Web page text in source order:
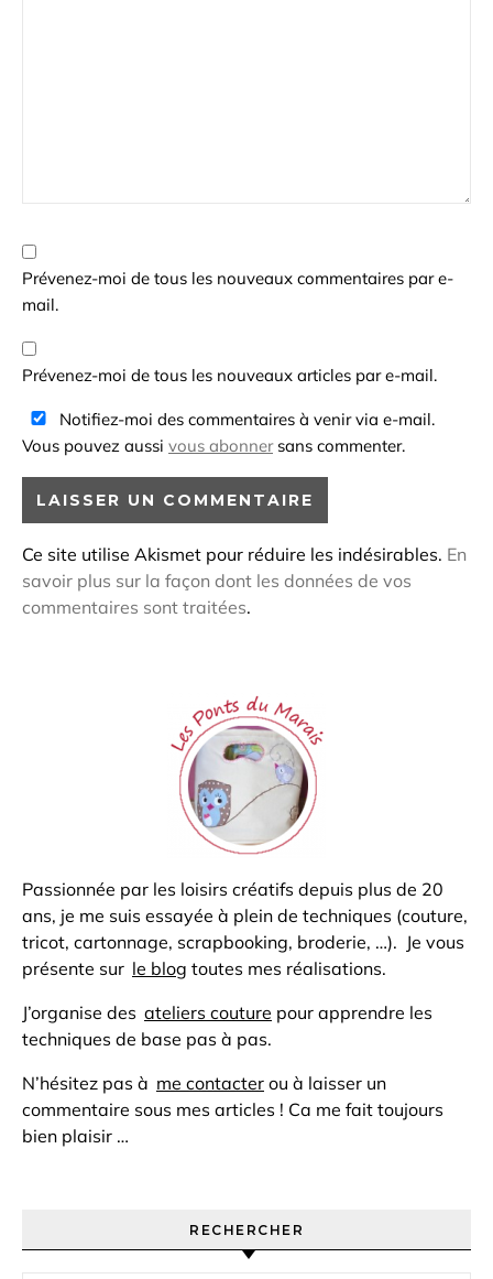
Prévenez-moi de tous les nouveaux commentaires par e-
mail.
Prévenez-moi de tous les nouveaux articles par e-mail.
Notifiez-moi des commentaires à venir via e-mail.
Vous pouvez aussi vous abonnersans commenter.
Ce site utilise Akismet pour réduire les indésirables. En
savoir plus sur la façon dont les données de vos
commentaires sont traitées.
Passionnée par les loisirs créatifs depuis plus de 20
ans, je me suis essayée à plein de techniques (couture,
tricot, cartonnage, scrapbooking, broderie, …). Je vous
présente sur le blog toutes mes réalisations.
J’organise des ateliers couture pour apprendre les
techniques de base pas à pas.
N’hésitez pas à me contacter ou à laisser un
commentaire sous mes articles ! Ca me fait toujours
bien plaisir …
RECHERCHER